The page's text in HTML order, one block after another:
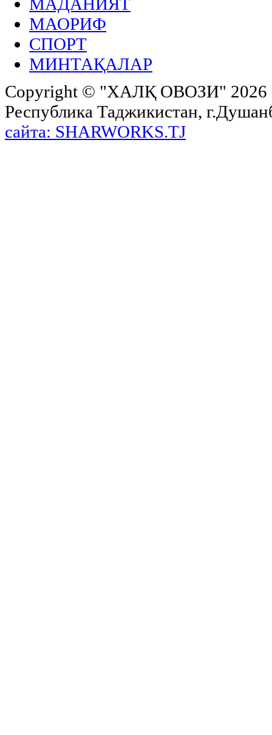
МАОРИФ
СПОРТ
МИНТАҚАЛАР
Copyright © "ХАЛҚ ОВОЗИ"
Республика Таджикистан,
сайта: SHARWORKS.TJ